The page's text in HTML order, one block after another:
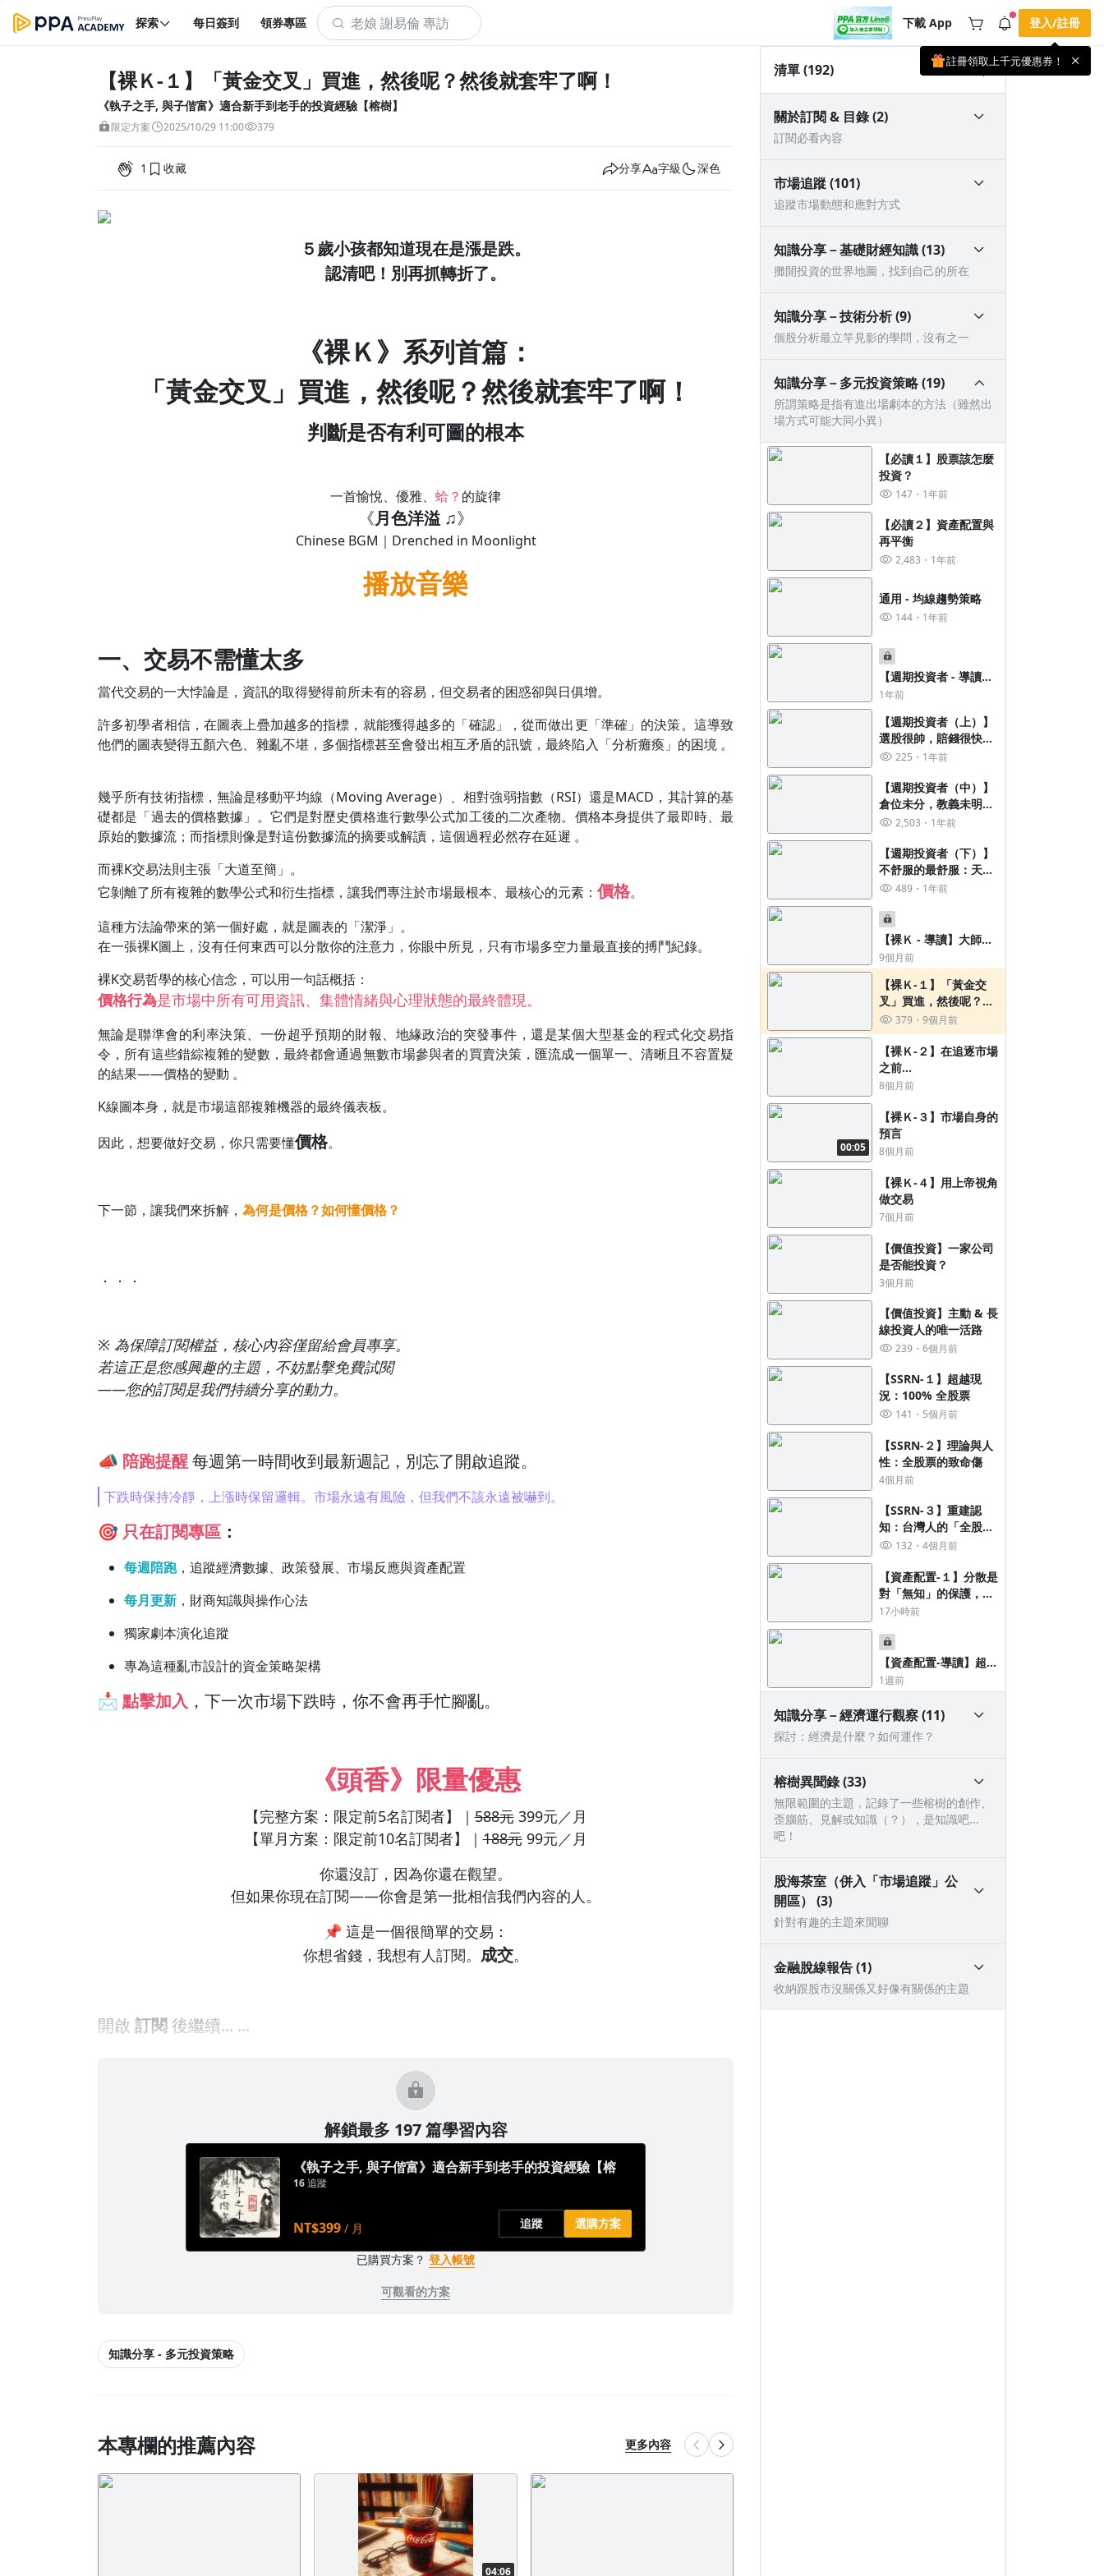
探索 每日簽到 領券專區 下載 App
下載 APP 領取獎勵，隨時吸收新知識
手機掃描下載
期間快閃活動
🥵 酷暑限時快閃｜單筆滿 NT$2,500 現
折 NT$300、再贈最高 2% 點數回饋！
🚀 酷暑來襲．偷偷在冷氣房升級 📈
日起 - 8/13（只有一週）-📣 酷暑季好康
\ 再加碼 /→ 點數回饋無上限🔥購買任一
課程 or 訂閱✅ 消費即享回饋 1% 點數
享有「渠道專屬活動」及「個人化推
播」！
2 天前
登入/註冊
註冊領取上千元優惠券！
【裸Ｋ-１】「黃金交叉」買進，然後呢？然後就套牢了啊！
《執子之手, 與子偕富》適合新手到老手的投資經驗【榕樹】
限定方案 2025/10/29 11:00 379
1 收藏 分享 字級 深色
５歲小孩都知道現在是漲是跌。
認清吧！別再抓轉折了。
《裸Ｋ》系列首篇：
「黃金交叉」買進，然後呢？然後就套牢了啊！
判斷是否有利可圖的根本
一首愉悅、優雅、 蛤？ 的旋律
《月色洋溢 ♫》
Chinese BGM｜Drenched in Moonlight
播放音樂
一、交易不需懂太多
當代交易的一大悖論是，資訊的取得變得前所未有的容易，但交易者的困惑卻與日俱增。
許多初學者相信，在圖表上疊加越多的指標，就能獲得越多的「確認」，從而做出更「準確」的決策。這導致
他們的圖表變得五顏六色、雜亂不堪，多個指標甚至會發出相互矛盾的訊號，最終陷入「分析癱瘓」的困境 。
幾乎所有技術指標，無論是移動平均線（Moving Average）、相對強弱指數（RSI）還是MACD，其計算的基
礎都是「過去的價格數據」。它們是對歷史價格進行數學公式加工後的二次產物。價格本身提供了最即時、最
原始的數據流；而指標則像是對這份數據流的摘要或解讀，這個過程必然存在延遲 。
而裸K交易法則主張「大道至簡」。
它剝離了所有複雜的數學公式和衍生指標，讓我們專注於市場最根本、最核心的元素： 價格。
這種方法論帶來的第一個好處，就是圖表的「潔淨」。
在一張裸K圖上，沒有任何東西可以分散你的注意力，你眼中所見，只有市場多空力量最直接的搏鬥紀錄。
裸K交易哲學的核心信念，可以用一句話概括：
價格行為是市場中所有可用資訊、集體情緒與心理狀態的最終體現。
無論是聯準會的利率決策、一份超乎預期的財報、地緣政治的突發事件，還是某個大型基金的程式化交易指
令，所有這些錯綜複雜的變數，最終都會通過無數市場參與者的買賣決策，匯流成一個單一、清晰且不容置疑
的結果——價格的變動 。
K線圖本身，就是市場這部複雜機器的最終儀表板。
因此，想要做好交易，你只需要懂價格。
下一節，讓我們來拆解， 為何是價格？如何懂價格？
．．．
※ 為保障訂閱權益，核心內容僅留給會員專享。
若這正是您感興趣的主題，不妨點擊免費試閱
——您的訂閱是我們持續分享的動力。
📣 陪跑提醒每週第一時間收到最新週記，別忘了開啟追蹤。
下跌時保持冷靜，上漲時保留邏輯。市場永遠有風險，但我們不該永遠被嚇到。
🎯 只在訂閱專區 ：
每週陪跑，追蹤經濟數據、政策發展、市場反應與資產配置
每月更新 ，財商知識與操作心法
獨家劇本演化追蹤
專為這種亂市設計的資金策略架構
📩 點擊加入 ，下一次市場下跌時，你不會再手忙腳亂。
《頭香》限量優惠
【完整方案：限定前5名訂閱者】｜588元399元／月
【單月方案：限定前10名訂閱者】｜188元99元／月
你還沒訂，因為你還在觀望。
但如果你現在訂閱——你會是第一批相信我們內容的人。
📌 這是一個很簡單的交易：
你想省錢，我想有人訂閱。 成交。
開啟 訂閱 後繼續... ...
解鎖最多 197 篇學習內容
《執子之手, 與子偕富》適合新手到老手的投資經驗【榕
樹】
16追蹤
NT$399 / 月 追蹤 選購方案
已購買方案？ 登入帳號
可觀看的方案
知識分享 - 多元投資策略
本專欄的推薦內容 更多內容
04:06
清單(192)
關於訂閱 & 目錄 (2)
訂閱必看內容
市場追蹤 (101)
追蹤市場動態和應對方式
知識分享－基礎財經知識 (13)
攤開投資的世界地圖，找到自己的所在
知識分享－技術分析 (9)
個股分析最立竿見影的學問，沒有之一
知識分享－多元投資策略 (19)
所謂策略是指有進出場劇本的方法（雖然出
場方式可能大同小異）
【必讀１】股票該怎麼
投資？
147 1年前
【必讀２】資產配置與
再平衡
2,483 1年前
通用 - 均線趨勢策略
144 1年前
【週期投資者 - 導讀】
算命去宮廟，改命找榕
1年前
【週期投資者（上）】
選股很帥，賠錢很快：
週期信仰建立指南
225 1年前
【週期投資者（中）】
倉位未分，教義未明：
恐懼源自火力不足
2,503 1年前
【週期投資者（下）】
不舒服的最舒服：天堂
門票地獄找
489 1年前
【裸Ｋ - 導讀】大師的
背叛：先人追求的交易
聖杯
9個月前
【裸Ｋ-１】「黃金交
叉」買進，然後呢？然
後就套牢了啊！
379 9個月前
【裸Ｋ-２】在追逐市場
之前...
8個月前
00:05
【裸Ｋ-３】市場自身的
預言
8個月前
【裸Ｋ-４】用上帝視角
做交易
7個月前
【價值投資】一家公司
是否能投資？
3個月前
【價值投資】主動 & 長
線投資人的唯一活路
239 6個月前
【SSRN-１】超越現
況：100% 全股票
141 5個月前
【SSRN-２】理論與人
性：全股票的致命傷
4個月前
【SSRN-３】重建認
知：台灣人的「全股票
進化論」
132 4個月前
【資產配置-１】分散是
對「無知」的保護，這
話只講一半
17小時前
【資產配置-導讀】超越
命格！極致中庸的投資
策略
1週前
知識分享－經濟運行觀察 (11)
探討：經濟是什麼？如何運作？
榕樹異聞錄 (33)
無限範圍的主題，記錄了一些榕樹的創作、
歪腦筋、見解或知識（？），是知識吧...
吧！
股海茶室（併入「市場追蹤」公
開區） (3)
針對有趣的主題來閒聊
金融脫線報告 (1)
收納跟股市沒關係又好像有關係的主題